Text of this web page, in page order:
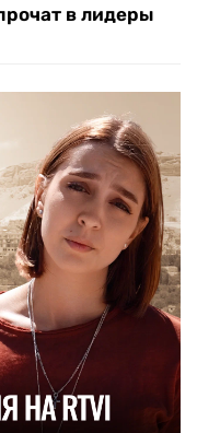
в лидеры